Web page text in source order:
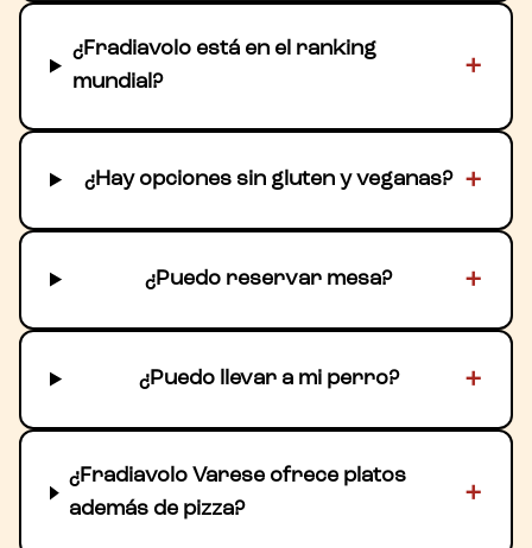
¿Fradiavolo está en el ranking
mundial?
+
¿Hay opciones sin gluten y veganas? +
¿Puedo reservar mesa? +
¿Puedo llevar a mi perro? +
¿Fradiavolo Varese ofrece platos
además de pizza?
+